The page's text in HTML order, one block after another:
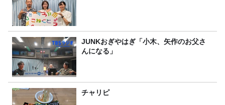
JUNKおぎやはぎ「小木、矢作のお父さ
んになる」
チャリピ